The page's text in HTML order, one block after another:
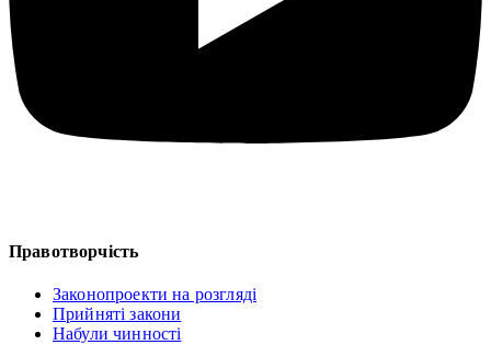
Правотворчість
Законопроекти на розгляді
Прийняті закони
Набули чинності